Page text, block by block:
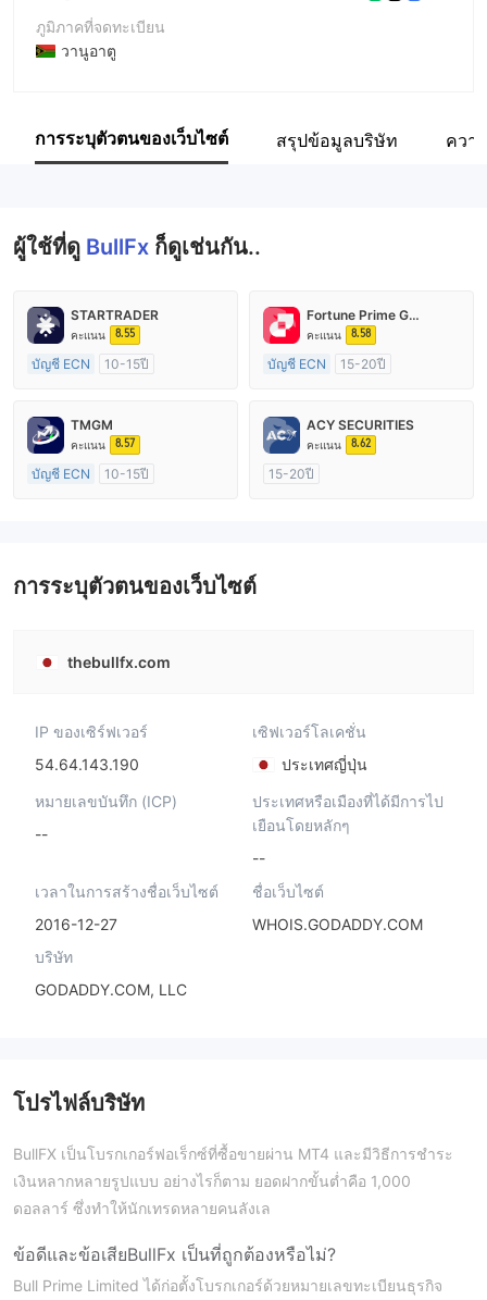
ภูมิภาคที่จดทะเบียน
วานูอาตู
ชื่อบริษัท
การระบุตัวตนของเว็บไซต์ สรุปข้อมูลบริษัท ควา
ผู้ใช้ที่ดู BullFx ก็ดูเช่นกัน..
STARTRADER
คะแนน 8.55
บัญชี ECN
10-15ปี
ใบอนุญาต MT4 แบบเต็ม
Fortune Prime Global
คะแนน 8.58
บัญชี ECN
15-20ปี
ใบอนุญาต MT4 แบบเต็ม
TMGM
คะแนน 8.57
บัญชี ECN
10-15ปี
ACY SECURITIES
คะแนน 8.62
15-20ปี
การระบุตัวตนของเว็บไซต์
thebullfx.com
IP ของเซิร์ฟเวอร์
54.64.143.190
เซิฟเวอร์โลเคชั่น
ประเทศญี่ปุ่น
หมายเลขบันทึก (ICP)
--
ประเทศหรือเมืองที่ได้มีการไป
เยือนโดยหลักๆ
--
เวลาในการสร้างชื่อเว็บไซต์
2016-12-27
ชื่อเว็บไซต์
WHOIS.GODADDY.COM
บริษัท
GODADDY.COM, LLC
โปรไฟล์บริษัท
BullFX เป็นโบรกเกอร์ฟอเร็กซ์ที่ซื้อขายผ่าน MT4 และมีวิธีการชำระ
เงินหลากหลายรูปแบบ อย่างไรก็ตาม ยอดฝากขั้นต่ำคือ 1,000
ดอลลาร์ ซึ่งทำให้นักเทรดหลายคนลังเล
ข้อดีและข้อเสียBullFx เป็นที่ถูกต้องหรือไม่?
Bull Prime Limited ได้ก่อตั้งโบรกเกอร์ด้วยหมายเลขทะเบียนธุรกิจ